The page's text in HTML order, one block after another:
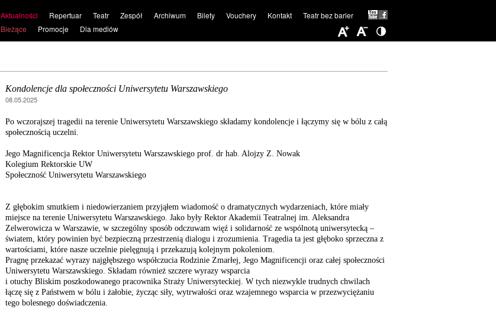
Aktualności
Bieżące
Promocje Dla mediów
Repertuar Teatr Zespół Archiwum Bilety Vouchery Kontakt Teatr bez barier
Kondolencje dla społeczności Uniwersytetu Warszawskiego
08.05.2025
Po wczorajszej tragedii na terenie Uniwersytetu Warszawskiego składamy kondolencje i łączymy się w bólu z całą
społecznością uczelni.
Jego Magnificencja Rektor Uniwersytetu Warszawskiego prof. dr hab. Alojzy Z. Nowak
Kolegium Rektorskie UW
Społeczność Uniwersytetu Warszawskiego
Z głębokim smutkiem i niedowierzaniem przyjąłem wiadomość o dramatycznych wydarzeniach, które miały
miejsce na terenie Uniwersytetu Warszawskiego. Jako były Rektor Akademii Teatralnej im. Aleksandra
Zelwerowicza w Warszawie, w szczególny sposób odczuwam więź i solidarność ze wspólnotą uniwersytecką –
światem, który powinien być bezpieczną przestrzenią dialogu i zrozumienia. Tragedia ta jest głęboko sprzeczna z
wartościami, które nasze uczelnie pielęgnują i przekazują kolejnym pokoleniom.
Pragnę przekazać wyrazy najgłębszego współczucia Rodzinie Zmarłej, Jego Magnificencji oraz całej społeczności
Uniwersytetu Warszawskiego. Składam również szczere wyrazy wsparcia
i otuchy Bliskim poszkodowanego pracownika Straży Uniwersyteckiej. W tych niezwykle trudnych chwilach
łączę się z Państwem w bólu i żałobie, życząc siły, wytrwałości oraz wzajemnego wsparcia w przezwyciężaniu
tego bolesnego doświadczenia.